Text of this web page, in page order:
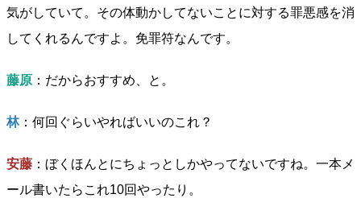
気がしていて。その体動かしてないことに対する罪悪感を消
してくれるんですよ。免罪符なんです。
藤原 ：だからおすすめ、と。
林：何回ぐらいやればいいのこれ？
安藤 ：ぼくほんとにちょっとしかやってないですね。一本メ
ール書いたらこれ10回やったり。